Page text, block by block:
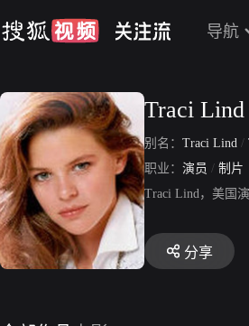
导航
Traci Lind
别名： Traci Lind /
职业： 演员 / 制片
Traci Lind，美国
分享